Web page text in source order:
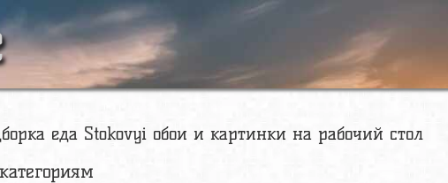
еда Stokovyi обои и картинки на рабочий стол